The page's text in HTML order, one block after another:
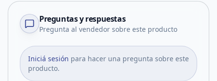
Preguntas y respuestas
Pregunta al vendedor sobre este producto
Iniciá sesión para hacer una pregunta sobre este
producto.